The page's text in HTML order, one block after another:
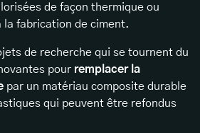
de façon thermique ou
la fabrication de ciment.
de recherche qui se tournent du
pour remplacer la
par un matériau composite durable
qui peuvent être refondus